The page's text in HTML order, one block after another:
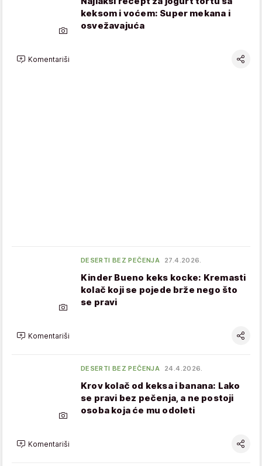
keksom i voćem: Super mekana i
osvežavajuća
Komentariši
DESERTI BEZ PEČENJA 27.4.2026.
Kinder Bueno keks kocke: Kremasti
kolač koji se pojede brže nego što
se pravi
Komentariši
DESERTI BEZ PEČENJA 24.4.2026.
Krov kolač od keksa i banana: Lako
se pravi bez pečenja, a ne postoji
osoba koja će mu odoleti
Komentariši